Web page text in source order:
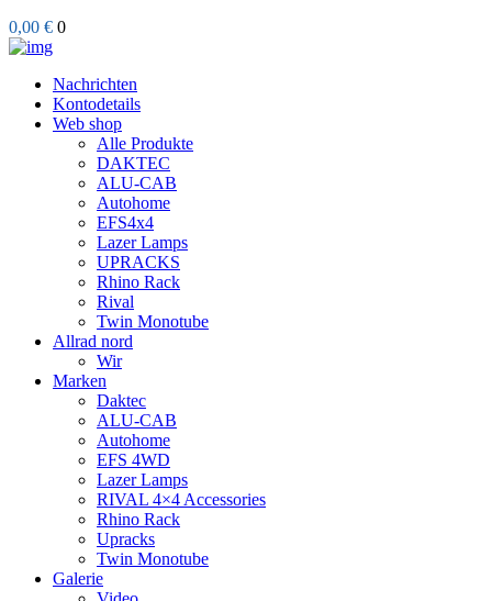
0,00 € 0
Nachrichten
Kontodetails
Web shop
Alle Produkte
DAKTEC
ALU-CAB
Autohome
EFS4x4
Lazer Lamps
UPRACKS
Rhino Rack
Rival
Twin Monotube
Allrad nord
Wir
Marken
Daktec
ALU-CAB
Autohome
EFS 4WD
Lazer Lamps
RIVAL 4×4 Accessories
Rhino Rack
Upracks
Twin Monotube
Galerie